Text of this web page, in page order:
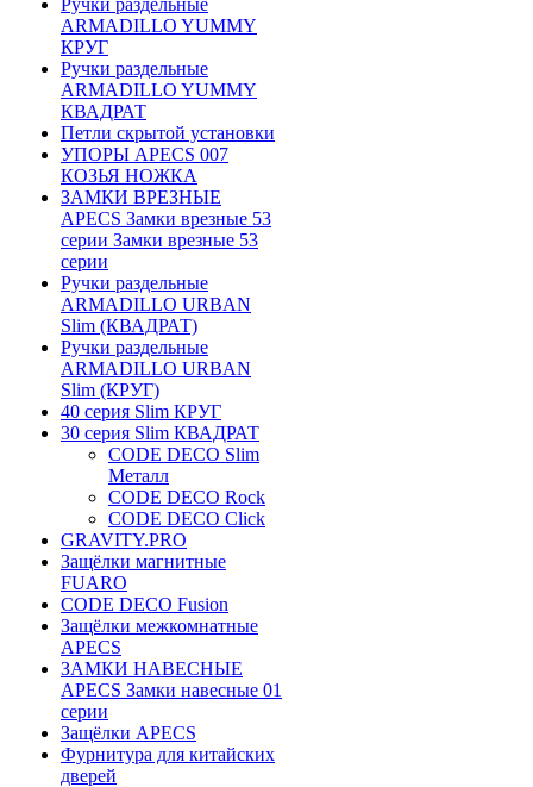
Ручки раздельные
ARMADILLO YUMMY
КРУГ
Ручки раздельные
ARMADILLO YUMMY
КВАДРАТ
Петли скрытой установки
УПОРЫ APECS 007
КОЗЬЯ НОЖКА
ЗАМКИ ВРЕЗНЫЕ
APECS Замки врезные 53
серии Замки врезные 53
серии
Ручки раздельные
ARMADILLO URBAN
Slim (КВАДРАТ)
Ручки раздельные
ARMADILLO URBAN
Slim (КРУГ)
40 серия Slim КРУГ
30 серия Slim КВАДРАТ
CODE DECO Slim
Металл
CODE DECO Rock
CODE DECO Click
GRAVITY.PRO
Защёлки магнитные
FUARO
CODE DECO Fusion
Защёлки межкомнатные
APECS
ЗАМКИ НАВЕСНЫЕ
APECS Замки навесные 01
серии
Защёлки APECS
Фурнитура для китайских
дверей